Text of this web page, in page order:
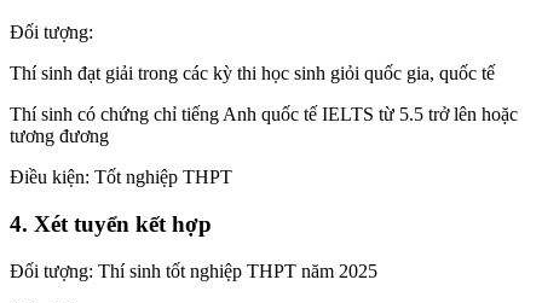
Đối tượng:
Thí sinh đạt giải trong các kỳ thi học sinh giỏi quốc gia, quốc tế
Thí sinh có chứng chỉ tiếng Anh quốc tế IELTS từ 5.5 trở lên hoặc
tương đương
Điều kiện: Tốt nghiệp THPT
4. Xét tuyển kết hợp
Đối tượng: Thí sinh tốt nghiệp THPT năm 2025